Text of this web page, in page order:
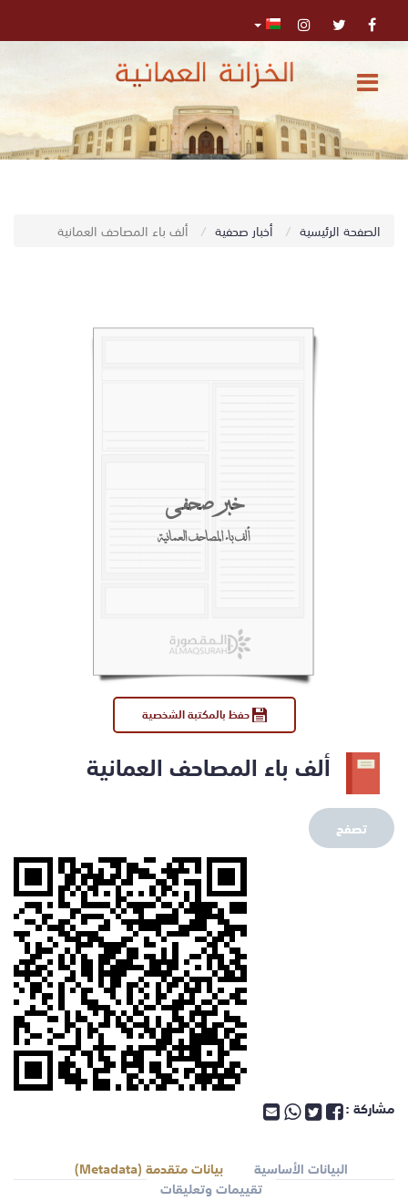
اﺑﺤﺚ
المركز
الإعلامي
معنا الصفحة الرئيسية أخبار صحفية ألف باء المصاحف العمانية
حفظ بالمكتبة الشخصية
خبر صحفي
ألف باء المصاحف العمانية
ألف باء المصاحف العمانية
تصفح
مشاركة :
البيانات الأساسية
بيانات متقدمة (Metadata)
تقييمات وتعليقات